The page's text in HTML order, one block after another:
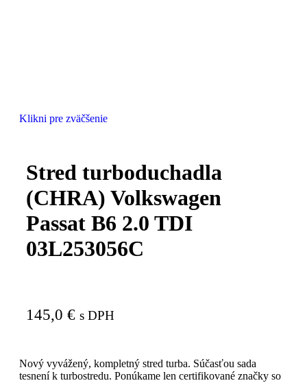
Klikni pre zväčšenie
Stred turboduchadla
(CHRA) Volkswagen
Passat B6 2.0 TDI
03L253056C
145,0 € s DPH
Nový vyvážený, kompletný stred turba. Súčasťou sada
tesnení k turbostredu. Ponúkame len certifikované značky so